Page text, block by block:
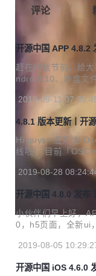
评论
开源中国 APP 4.8.2
件系统
赶在中秋节前，给
ndroid 10、沙盒文
弃了 Beta 版本中
安全了，对私有目
变。
存储媒体图片的读
写，不再是通过
e 方式。 适配通过
从 Android N 开始
2019-09-11
4.8.1 版本更新丨开
Hi guys~ 在广大
线啦！ 目前「
评论互动仍需在
优化，详情更新如
动生成小程序。 打
论数 bug。 目前只
发中，想体验小程
C+」查看哟。 下载
2019-08-28
开源中国 4.8.0 发布
小伙伴们早上好，
0，h5页面，全新ui
便快捷，顶部增加
荐」，「线下活动
2019-08-05
开源中国 iOS 4.6.0